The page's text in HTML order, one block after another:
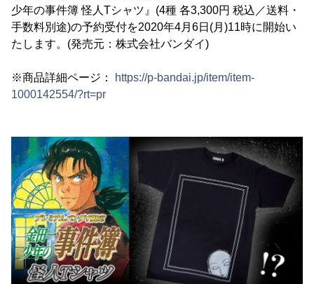
少年の事件簿 怪人Tシャツ』(4種 各3,300円 税込／送料・
手数料別途)の予約受付を2020年4月6日(月)11時に開始い
たします。(発売元：株式会社バンダイ)
※商品詳細ページ：
https://p-bandai.jp/item/item-
1000142554/?rt=pr